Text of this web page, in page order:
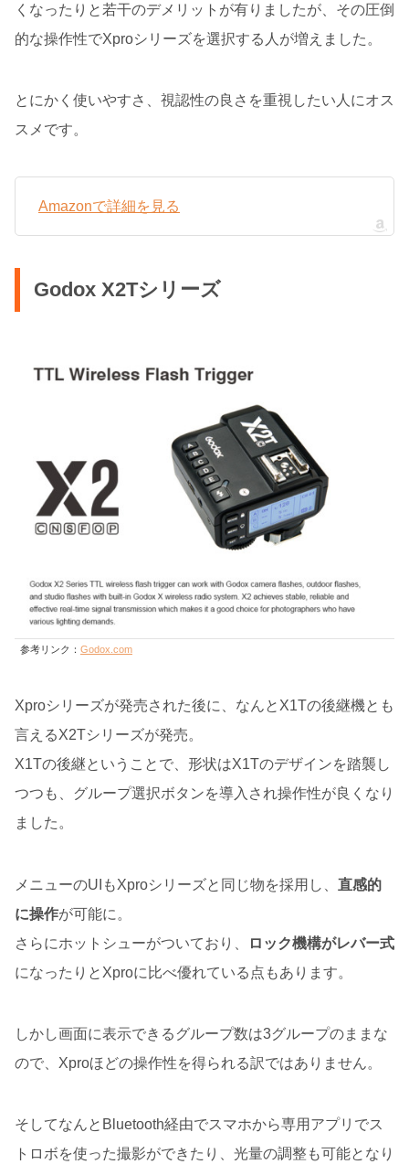
くなったりと若干のデメリットが有りましたが、その圧倒
的な操作性でXproシリーズを選択する人が増えました。
とにかく使いやすさ、視認性の良さを重視したい人にオス
スメです。
Amazonで詳細を見る
Godox X2Tシリーズ
参考リンク： Godox.com
Xproシリーズが発売された後に、なんとX1Tの後継機とも
言えるX2Tシリーズが発売。
X1Tの後継ということで、形状はX1Tのデザインを踏襲し
つつも、グループ選択ボタンを導入され操作性が良くなり
ました。
メニューのUIもXproシリーズと同じ物を採用し、 直感的
に操作が可能に。
さらにホットシューがついており、
ロック機構がレバー式
になったりとXproに比べ優れている点もあります。
しかし画面に表示できるグループ数は3グループのままな
ので、Xproほどの操作性を得られる訳ではありません。
そしてなんとBluetooth経由でスマホから専用アプリでス
トロボを使った撮影ができたり、光量の調整も可能となり